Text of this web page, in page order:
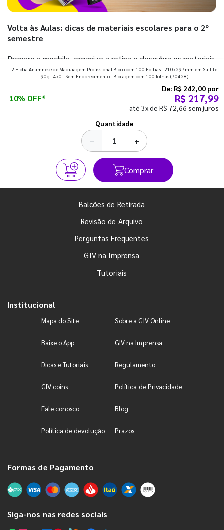
Volta às Aulas: dicas de materiais escolares para o 2º
semestre
Prepare a mochila, organize a rotina e descubra os materiais
que fazem toda diferença para começar o segundo
2 Ficha Anamnese de Maquiagem Profissional Bloco com 100 Folhas - 210x297mm em Sulfite
90g - 4x0 - Sem Enobrecimento - Blocagem com 100 folhas(70428)
10% OFF*
De: R$ 242,00 por
R$ 217,99
até 3x de R$ 72,66 sem juros
Quantidade
− +
Comprar
Balcões de Retirada
Revisão de Arquivo
Perguntas Frequentes
GIV na Imprensa
Tutoriais
Institucional
Mapa do Site Sobre a GIV Online
Baixe o App GIV na Imprensa
Dicas e Tutoriais Regulamento
GIV coins Política de Privacidade
Fale conosco Blog
Política de devolução Prazos
Formas de Pagamento
Siga-nos nas redes sociais